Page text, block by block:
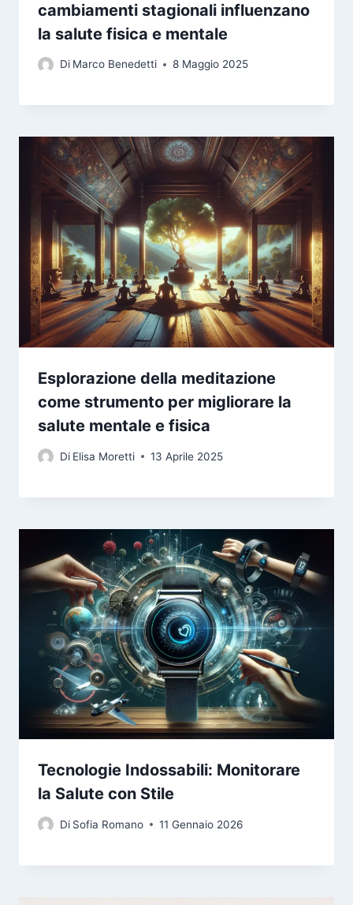
cambiamenti stagionali influenzano
la salute fisica e mentale
Di Marco Benedetti 8 Maggio 2025
Esplorazione della meditazione
come strumento per migliorare la
salute mentale e fisica
Di Elisa Moretti 13 Aprile 2025
Tecnologie Indossabili: Monitorare
la Salute con Stile
Di Sofia Romano 11 Gennaio 2026